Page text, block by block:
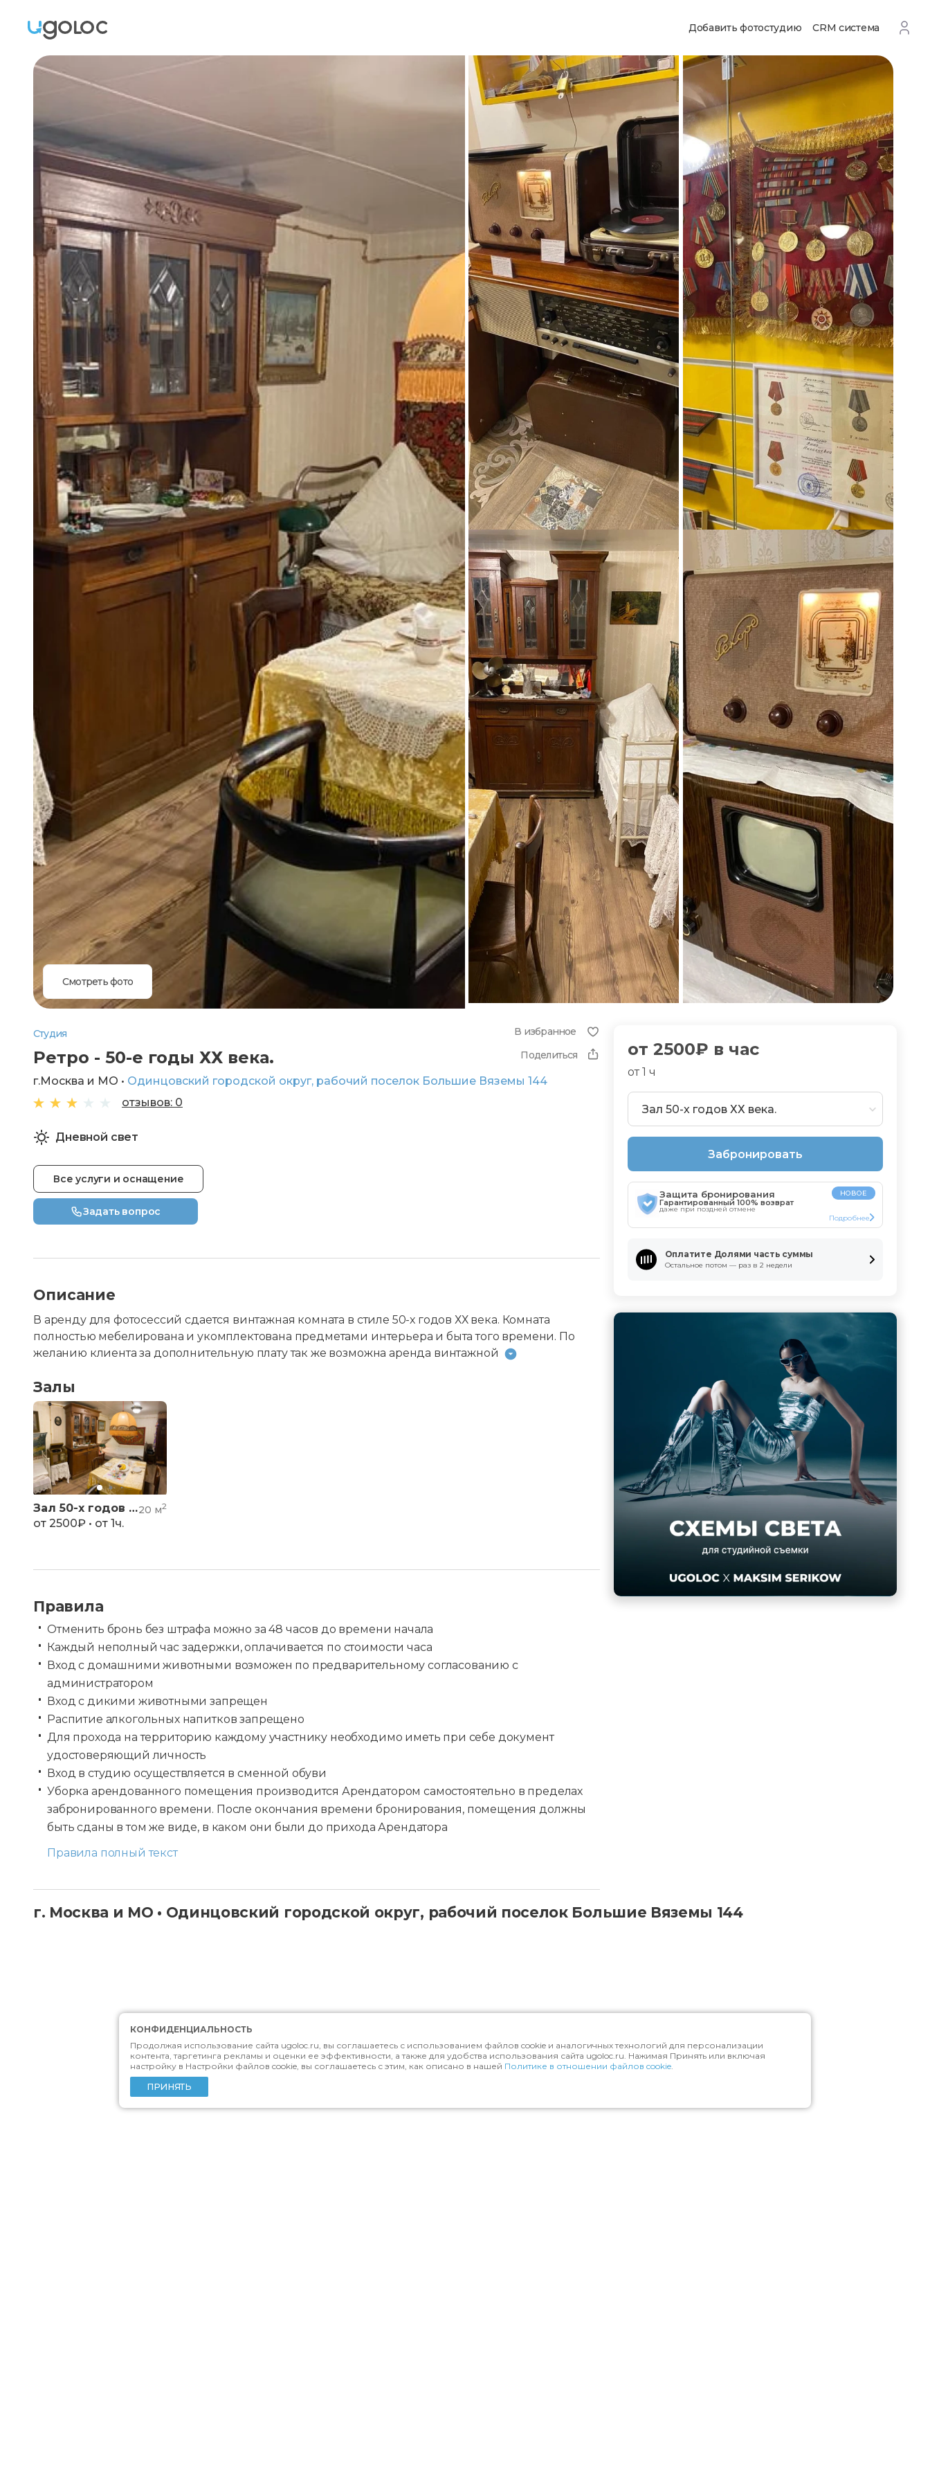
Добавить фотостудию CRM система
Смотреть фото
Студия В избранное
Ретро - 50-е годы ХХ века. Поделиться
г.Москва и МО • Одинцовский городской округ, рабочий поселок Большие Вяземы 144
отзывов: 0
Дневной свет
Все услуги и оснащение
Задать вопрос
Описание
В аренду для фотосессий сдается винтажная комната в стиле 50-х годов ХХ века. Комната
полностью мебелирована и укомплектована предметами интерьера и быта того времени. По
желанию клиента за дополнительную плату так же возможна аренда винтажной
Залы
Зал 50-х годов ХХ века.20 м2
от 2500₽ • от 1ч.
Правила
Отменить бронь без штрафа можно за 48 часов до времени начала
Каждый неполный час задержки, оплачивается по стоимости часа
Вход с домашними животными возможен по предварительному согласованию с
администратором
Вход с дикими животными запрещен
Распитие алкогольных напитков запрещено
Для прохода на территорию каждому участнику необходимо иметь при себе документ
удостоверяющий личность
Вход в студию осуществляется в сменной обуви
Уборка арендованного помещения производится Арендатором самостоятельно в пределах
забронированного времени. После окончания времени бронирования, помещения должны
быть сданы в том же виде, в каком они были до прихода Арендатора
Правила полный текст
от 2500₽ в час
от1 ч
Зал 50-х годов ХХ века.
Забронировать
Защита бронирования
Гарантированный 100% возврат
даже при поздней отмене
Подробнее
НОВОЕ
Оплатите Долями часть суммы
Остальное потом — раз в 2 недели
г. Москва и МО • Одинцовский городской округ, рабочий поселок Большие Вяземы 144
КОНФИДЕНЦИАЛЬНОСТЬ
Продолжая использование сайта ugoloc.ru, вы соглашаетесь с использованием файлов cookie и аналогичных технологий для персонализации
контента, таргетинга рекламы и оценки ее эффективности, а также для удобства использования сайта ugoloc.ru. Нажимая Принять или включая
настройку в Настройки файлов cookie, вы соглашаетесь с этим, как описано в нашей Политике в отношении файлов cookie.
ПРИНЯТЬ